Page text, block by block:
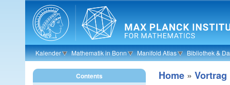
Skip to main content
Kalender Mathematik in Bonn Manifold Atlas Bibliothek &
Home » Vortrag
Contents